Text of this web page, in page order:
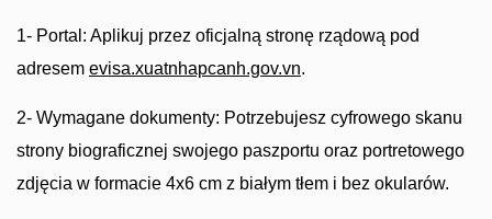
1- Portal: Aplikuj przez oficjalną stronę rządową pod
adresem evisa.xuatnhapcanh.gov.vn.
2- Wymagane dokumenty: Potrzebujesz cyfrowego skanu
strony biograficznej swojego paszportu oraz portretowego
zdjęcia w formacie 4x6 cm z białym tłem i bez okularów.